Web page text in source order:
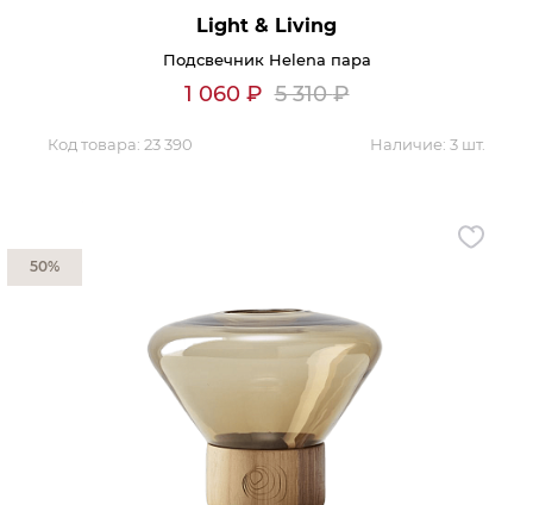
Light & Living
Подсвечник Helena пара
1 060 ₽ 5 310₽
Код товара: 23 390 Наличие: 3 шт.
50%